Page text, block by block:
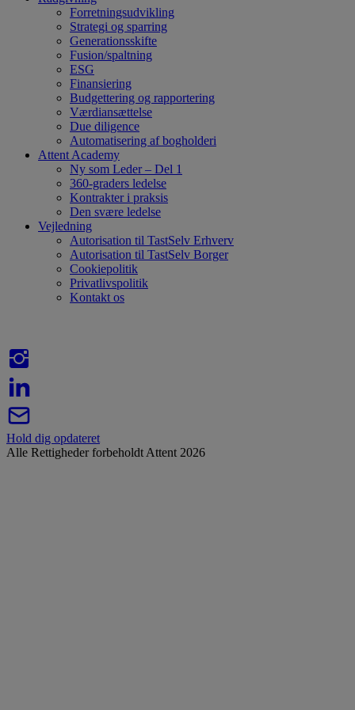
Forretningsudvikling
Strategi og sparring
Generationsskifte
Fusion/spaltning
ESG
Finansiering
Budgettering og rapportering
Værdiansættelse
Due diligence
Automatisering af bogholderi
Attent Academy
Ny som Leder – Del 1
360-graders ledelse
Kontrakter i praksis
Den svære ledelse
Vejledning
Autorisation til TastSelv Erhverv
Autorisation til TastSelv Borger
Cookiepolitik
Privatlivspolitik
Kontakt os
Hold dig opdateret
Alle Rettigheder forbeholdt Attent 2026